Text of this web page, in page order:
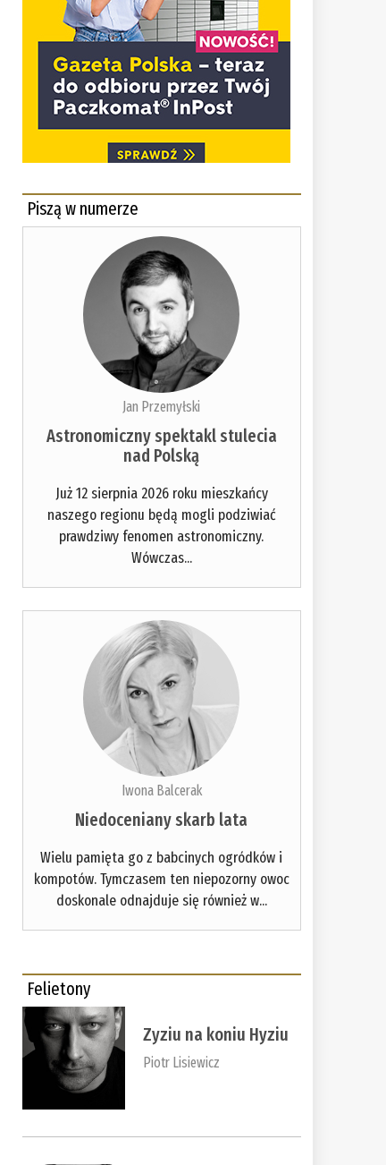
Piszą w numerze
Jan Przemyłski
Astronomiczny spektakl stulecia
nad Polską
Już 12 sierpnia 2026 roku mieszkańcy
naszego regionu będą mogli podziwiać
prawdziwy fenomen astronomiczny.
Wówczas...
Iwona Balcerak
Niedoceniany skarb lata
Wielu pamięta go z babcinych ogródków i
kompotów. Tymczasem ten niepozorny owoc
doskonale odnajduje się również w...
Felietony
Zyziu na koniu Hyziu
Piotr Lisiewicz